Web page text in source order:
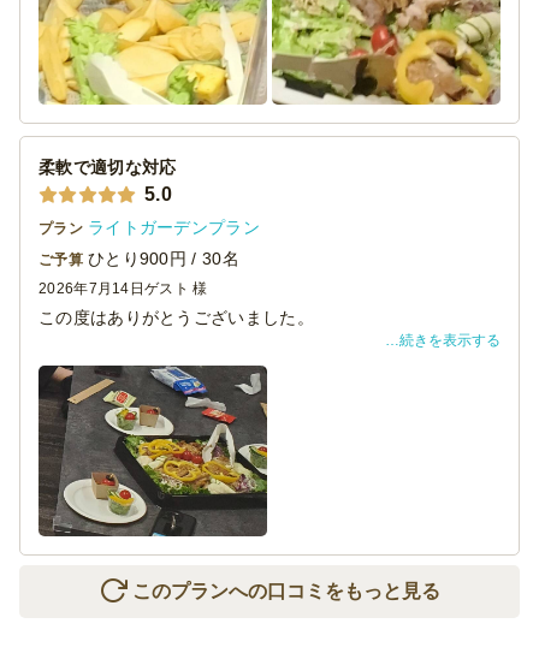
唯一、配達料が別途かかることが事前に分かりづらかった
点だけが惜しく、マイナス0.5点としています。それ以外は
大大満足なので、また利用したいです！
柔軟で適切な対応
5.0
プラン ライトガーデンプラン
ご予算 ひとり900円 / 30名
2026年7月14日 ゲスト 様
この度はありがとうございました。
到着後の運び込みや連絡など、非常にスムーズで時間も希
望通りを叶えていただきました。
料理も美味しく、会も盛り上がりました。
機会がありましたらまた是非お願いさせていただきたいと
思います。
続きを表示する
このプランへの口コミをもっと見る